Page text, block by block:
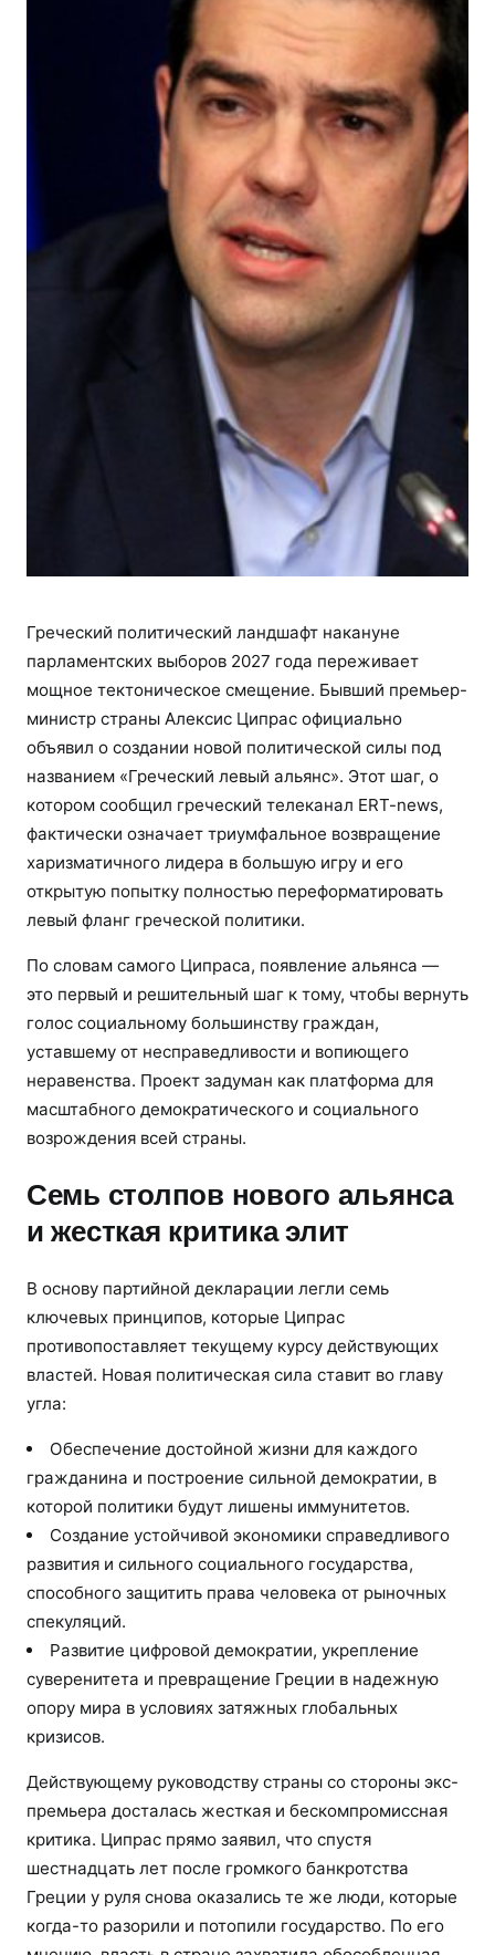
Греческий политический ландшафт накануне
парламентских выборов 2027 года переживает
мощное тектоническое смещение. Бывший премьер-
министр страны Алексис Ципрас официально
объявил о создании новой политической силы под
названием «Греческий левый альянс». Этот шаг, о
котором сообщил греческий телеканал ERT-news,
фактически означает триумфальное возвращение
харизматичного лидера в большую игру и его
открытую попытку полностью переформатировать
левый фланг греческой политики.
По словам самого Ципраса, появление альянса —
это первый и решительный шаг к тому, чтобы вернуть
голос социальному большинству граждан,
уставшему от несправедливости и вопиющего
неравенства. Проект задуман как платформа для
масштабного демократического и социального
возрождения всей страны.
Семь столпов нового альянса
и жесткая критика элит
В основу партийной декларации легли семь
ключевых принципов, которые Ципрас
противопоставляет текущему курсу действующих
властей. Новая политическая сила ставит во главу
угла:
Обеспечение достойной жизни для каждого
гражданина и построение сильной демократии, в
которой политики будут лишены иммунитетов.
Создание устойчивой экономики справедливого
развития и сильного социального государства,
способного защитить права человека от рыночных
спекуляций.
Развитие цифровой демократии, укрепление
суверенитета и превращение Греции в надежную
опору мира в условиях затяжных глобальных
кризисов.
Действующему руководству страны со стороны экс-
премьера досталась жесткая и бескомпромиссная
критика. Ципрас прямо заявил, что спустя
шестнадцать лет после громкого банкротства
Греции у руля снова оказались те же люди, которые
когда-то разорили и потопили государство. По его